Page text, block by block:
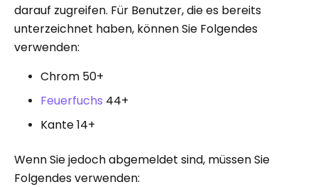
darauf zugreifen. Für Benutzer, die es bereits
unterzeichnet haben, können Sie Folgendes
verwenden:
Chrom 50+
Feuerfuchs 44+
Kante 14+
Wenn Sie jedoch abgemeldet sind, müssen Sie
Folgendes verwenden: